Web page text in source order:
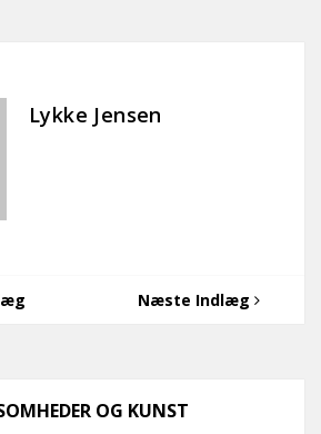
Lykke Jensen
Næste Indlæg
OG KUNST